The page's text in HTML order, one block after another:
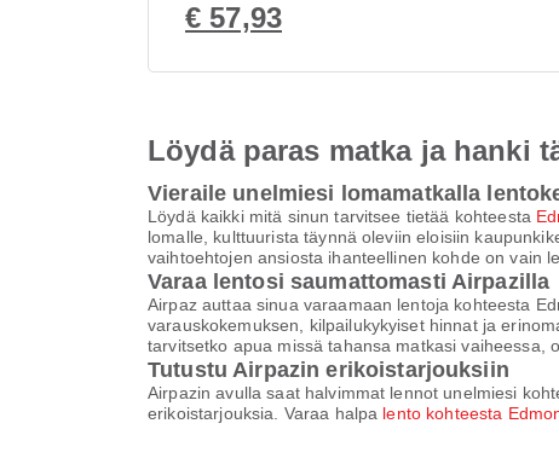
€ 57,93
Löydä paras matka ja hanki
Vieraile unelmiesi lomamatkalla
Löydä kaikki mitä sinun tarvitsee tietää kohteesta
lomalle, kulttuurista täynnä oleviin eloisiin
vaihtoehtojen ansiosta ihanteellinen kohde on vain
Varaa lentosi saumattomasti Airpazilla
Airpaz auttaa sinua varaamaan lentoja kohteesta
varauskokemuksen, kilpailukykyiset hinnat ja
tarvitsetko apua missä tahansa matkasi vaiheessa,
Tutustu Airpazin erikoistarjouksiin
Airpazin avulla saat halvimmat lennot unelmiesi
erikoistarjouksia. Varaa halpa lento kohteesta